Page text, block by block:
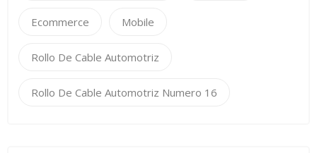
Ecommerce Mobile
Rollo De Cable Automotriz
Rollo De Cable Automotriz Numero 16